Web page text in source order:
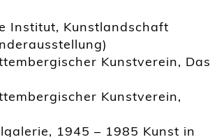
Institut, Kunstlandschaft
Kunstverein, Das
Kunstverein,
1945 – 1985 Kunst in